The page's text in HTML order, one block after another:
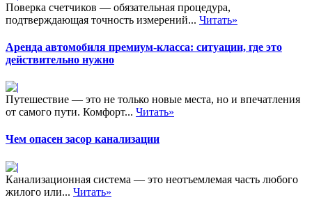
Поверка счетчиков — обязательная процедура,
подтверждающая точность измерений... Читать»
Аренда автомобиля премиум-класса: ситуации, где это
действительно нужно
Путешествие — это не только новые места, но и впечатления
от самого пути. Комфорт... Читать»
Чем опасен засор канализации
Канализационная система — это неотъемлемая часть любого
жилого или... Читать»